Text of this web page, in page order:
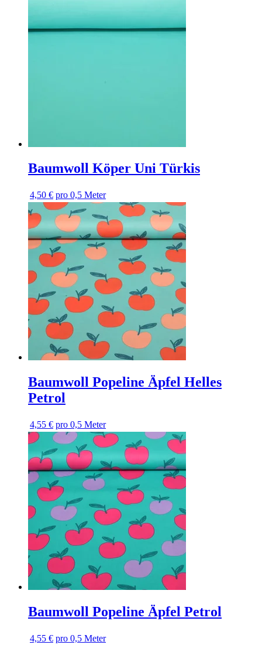
Baumwoll Köper Uni Türkis
4,50 € pro 0,5 Meter
Baumwoll Popeline Äpfel Helles
Petrol
4,55 € pro 0,5 Meter
Baumwoll Popeline Äpfel Petrol
4,55 € pro 0,5 Meter